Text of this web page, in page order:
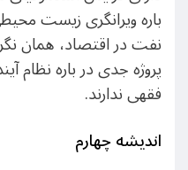
باره ویرانگری زیست
نفت در اقتصاد، همان
پروژه جدی در باره نظام
فقهی ندارند.
اندیشه چهارم